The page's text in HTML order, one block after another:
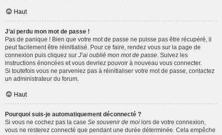
Haut
J’ai perdu mon mot de passe !
Pas de panique ! Bien que votre mot de passe ne puisse pas être récupéré, il
peut facilement être réinitialisé. Pour ce faire, rendez vous sur la page de
connexion puis cliquez sur J’ai oublié mon mot de passe . Suivez les
instructions énoncées et vous devriez pouvoir à nouveau vous connecter.
Si toutefois vous ne parveniez pas à réinitialiser votre mot de passe, contactez
un administrateur du forum.
Haut
Pourquoi suis-je automatiquement déconnecté ?
Si vous ne cochez pas la case Se souvenir de moi lors de votre connexion,
vous ne resterez connecté que pendant une durée déterminée. Cela empêche